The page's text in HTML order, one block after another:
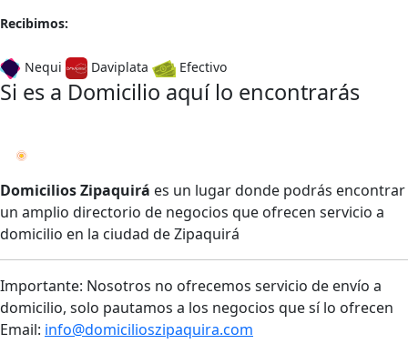
Recibimos:
Nequi Daviplata Efectivo
Si es a Domicilio aquí lo encontrarás
Domicilios Zipaquirá es un lugar donde podrás encontrar
un amplio directorio de negocios que ofrecen servicio a
domicilio en la ciudad de Zipaquirá
Importante: Nosotros no ofrecemos servicio de envío a
domicilio, solo pautamos a los negocios que sí lo ofrecen
Email: info@domicilioszipaquira.com